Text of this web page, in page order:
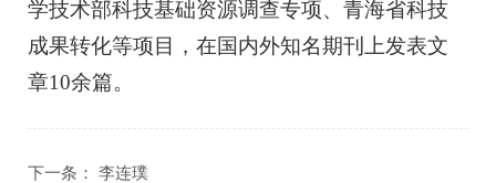
学技术部科技基础资源调查专项、青海省科技
成果转化等项目，在国内外知名期刊上发表文
章10余篇。
下一条： 李连璞